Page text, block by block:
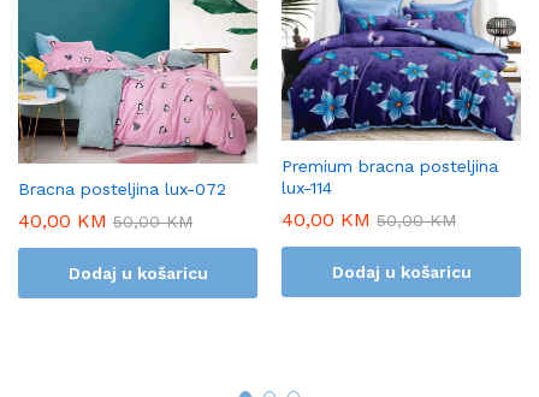
Bracna posteljina lux-072
40,00 KM 50,00KM
Dodaj u košaricu
Premium bracna posteljina
lux-114
40,00 KM 50,00KM
Dodaj u košaricu